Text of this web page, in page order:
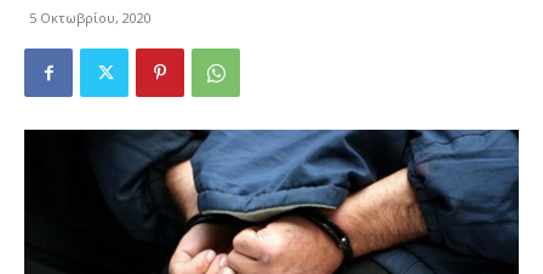
5 Οκτωβρίου, 2020